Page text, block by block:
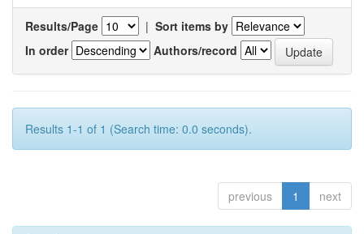
Results/Page | Sort items by
In order
Authors/record
Results 1-1 of 1 (Search time: 0.0 seconds).
previous 1 next